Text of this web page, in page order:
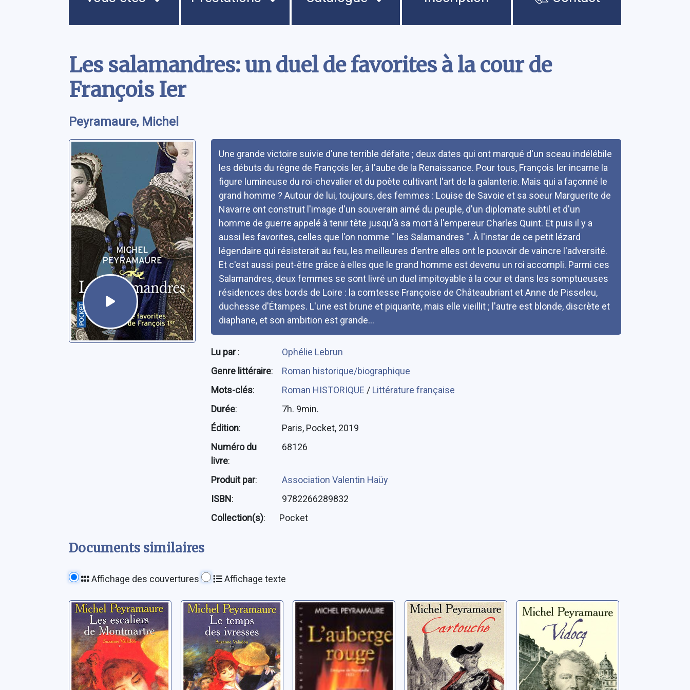
Les salamandres: un duel de favorites à la cour de
François Ier
Peyramaure, Michel
Une grande victoire suivie d'une terrible défaite ; deux dates qui ont marqué d'un sceau indélébile
les débuts du règne de François Ier, à l'aube de la Renaissance. Pour tous, François Ier incarne la
figure lumineuse du roi-chevalier et du poète cultivant l'art de la galanterie. Mais qui a façonné le
grand homme ? Autour de lui, toujours, des femmes : Louise de Savoie et sa soeur Marguerite de
Navarre ont construit l'image d'un souverain aimé du peuple, d'un diplomate subtil et d'un
homme de guerre appelé à tenir tête jusqu'à sa mort à l'empereur Charles Quint. Et puis il y a
aussi les favorites, celles que l'on nomme " les Salamandres ". À l'instar de ce petit lézard
légendaire qui résisterait au feu, les meilleures d'entre elles ont le pouvoir de vaincre l'adversité.
Et c'est aussi peut-être grâce à elles que le grand homme est devenu un roi accompli. Parmi ces
Salamandres, deux femmes se sont livré un duel impitoyable à la cour et dans les somptueuses
résidences des bords de Loire : la comtesse Françoise de Châteaubriant et Anne de Pisseleu,
duchesse d'Étampes. L'une est brune et piquante, mais elle vieillit ; l'autre est blonde, discrète et
diaphane, et son ambition est grande...
Lu par:
Ophélie Lebrun
Genre littéraire:
Roman historique/biographique
Mots-clés: Roman HISTORIQUE / Littérature française
Durée:
7h. 9min.
Édition:
Paris, Pocket, 2019
Numéro du
livre:
68126
Produit par:
Association Valentin Haüy
ISBN:
9782266289832
Collection(s): Pocket
Documents similaires
Affichage des couvertures Affichage texte
Suzanne
Valadon: 01: Les
escaliers de
Montmartre
Peyramaure, Michel
Suzanne
Valadon: 02: Le
temps des
ivresses
Peyramaure, Michel
L'auberge rouge:
l'énigme de
Peyrebeille, 1833
Peyramaure, Michel
Les trois bandits:
[01]: Cartouche
Peyramaure, Michel
Les trois bandits:
[03]: Vidocq
Peyramaure, Michel